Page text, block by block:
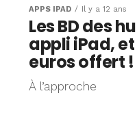
APPS IPAD Il y a 12 ans
Les BD des
appli iPad,
euros offert !
À l’approche